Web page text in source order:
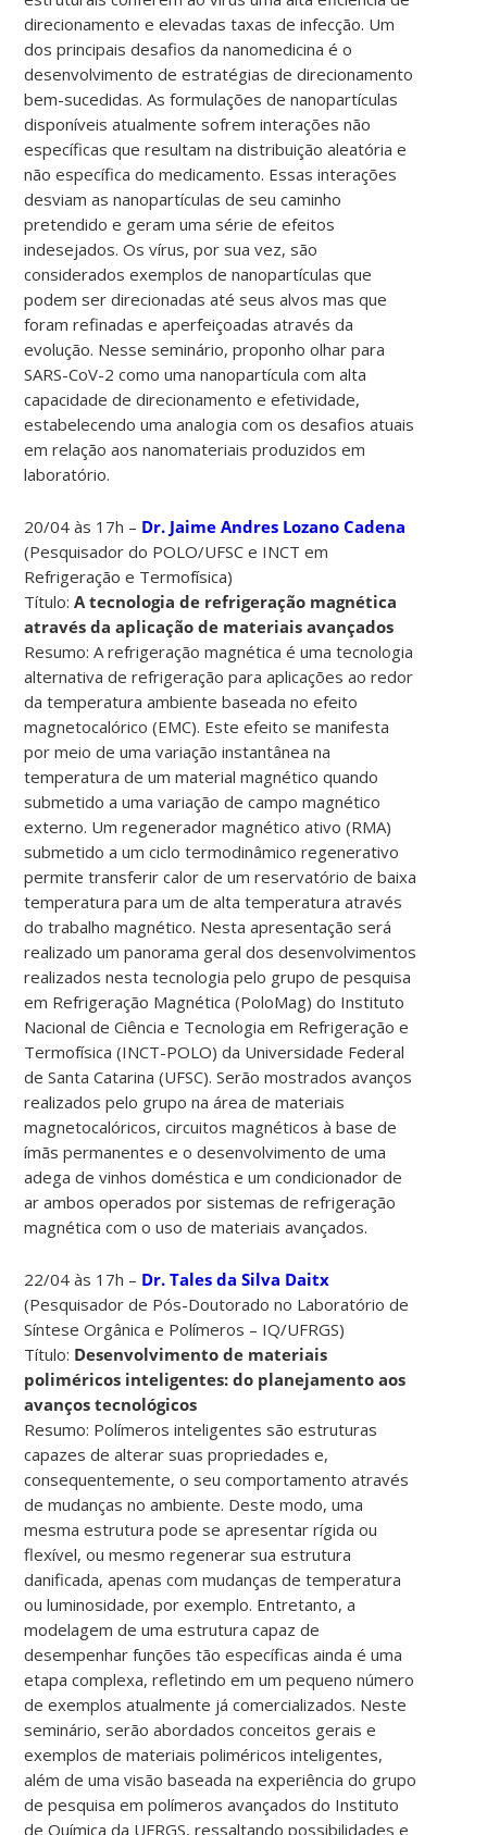
direcionamento e elevadas taxas de infecção. Um
dos principais desafios da nanomedicina é o
desenvolvimento de estratégias de direcionamento
bem-sucedidas. As formulações de nanopartículas
disponíveis atualmente sofrem interações não
específicas que resultam na distribuição aleatória e
não específica do medicamento. Essas interações
desviam as nanopartículas de seu caminho
pretendido e geram uma série de efeitos
indesejados. Os vírus, por sua vez, são
considerados exemplos de nanopartículas que
podem ser direcionadas até seus alvos mas que
foram refinadas e aperfeiçoadas através da
evolução. Nesse seminário, proponho olhar para
SARS-CoV-2 como uma nanopartícula com alta
capacidade de direcionamento e efetividade,
estabelecendo uma analogia com os desafios atuais
em relação aos nanomateriais produzidos em
laboratório.
20/04 às 17h – Dr. Jaime Andres Lozano Cadena
(Pesquisador do POLO/UFSC e INCT em
Refrigeração e Termofísica)
Título:A tecnologia de refrigeração magnética
através da aplicação de materiais avançados
Resumo: A refrigeração magnética é uma tecnologia
alternativa de refrigeração para aplicações ao redor
da temperatura ambiente baseada no efeito
magnetocalórico (EMC). Este efeito se manifesta
por meio de uma variação instantânea na
temperatura de um material magnético quando
submetido a uma variação de campo magnético
externo. Um regenerador magnético ativo (RMA)
submetido a um ciclo termodinâmico regenerativo
permite transferir calor de um reservatório de baixa
temperatura para um de alta temperatura através
do trabalho magnético. Nesta apresentação será
realizado um panorama geral dos desenvolvimentos
realizados nesta tecnologia pelo grupo de pesquisa
em Refrigeração Magnética (PoloMag) do Instituto
Nacional de Ciência e Tecnologia em Refrigeração e
Termofísica (INCT-POLO) da Universidade Federal
de Santa Catarina (UFSC). Serão mostrados avanços
realizados pelo grupo na área de materiais
magnetocalóricos, circuitos magnéticos à base de
ímãs permanentes e o desenvolvimento de uma
adega de vinhos doméstica e um condicionador de
ar ambos operados por sistemas de refrigeração
magnética com o uso de materiais avançados.
22/04 às 17h – Dr. Tales da Silva Daitx
(Pesquisador de Pós-Doutorado no Laboratório de
Síntese Orgânica e Polímeros – IQ/UFRGS)
Título: Desenvolvimento de materiais
poliméricos inteligentes: do planejamento aos
avanços tecnológicos
Resumo: Polímeros inteligentes são estruturas
capazes de alterar suas propriedades e,
consequentemente, o seu comportamento através
de mudanças no ambiente. Deste modo, uma
mesma estrutura pode se apresentar rígida ou
flexível, ou mesmo regenerar sua estrutura
danificada, apenas com mudanças de temperatura
ou luminosidade, por exemplo. Entretanto, a
modelagem de uma estrutura capaz de
desempenhar funções tão específicas ainda é uma
etapa complexa, refletindo em um pequeno número
de exemplos atualmente já comercializados. Neste
seminário, serão abordados conceitos gerais e
exemplos de materiais poliméricos inteligentes,
além de uma visão baseada na experiência do grupo
de pesquisa em polímeros avançados do Instituto
de Química da UFRGS, ressaltando possibilidades e